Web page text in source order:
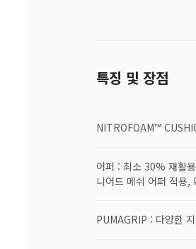
특징 및 장점
NITROFOAM™
어퍼 : 최소 30% 재활
니어드 메쉬 어퍼 적용,
PUMAGRIP : 다양한